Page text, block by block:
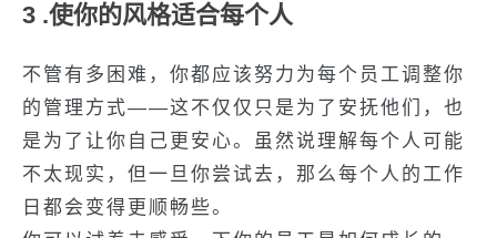
3 .使你的风格适合每个人
不管有多困难，你都应该努力为每个员工调整你
的管理方式——这不仅仅只是为了安抚他们，也
是为了让你自己更安心。虽然说理解每个人可能
不太现实，但一旦你尝试去，那么每个人的工作
日都会变得更顺畅些。